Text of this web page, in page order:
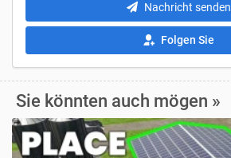
Nachricht senden
Folgen Sie
Sie könnten auch mögen »